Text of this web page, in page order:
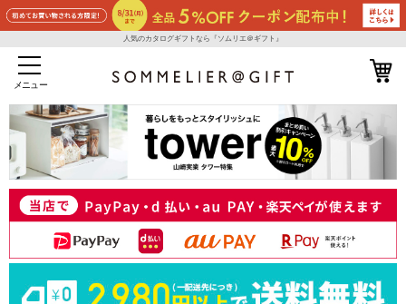
人気のカタログギフトなら『ソムリエ＠ギフト』
メニュー